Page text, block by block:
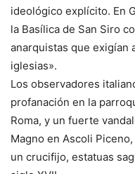
ideológico explícito. En
la Basílica de San Siro
anarquistas que exigían
iglesias».
Los observadores
profanación en la
Roma, y un fuerte
Magno en Ascoli
un crucifijo, estatuas